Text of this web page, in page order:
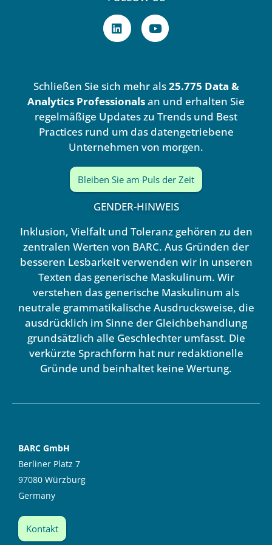
L
i
n
i
n
Y
o
u
e
Schließen Sie sich mehr als25.775 Data &
Analytics Professionalsan und erhalten Sie
regelmäßige Updates zu Trends und Best
Practices rund um das datengetriebene
Unternehmen von morgen.
Bleiben Sie am Puls der Zeit
GENDER-HINWEIS
Inklusion, Vielfalt und Toleranz gehören zu den
zentralen Werten von BARC. Aus Gründen der
besseren Lesbarkeit verwenden wir in unseren
Texten das generische Maskulinum. Wir
verstehen das generische Maskulinum als
neutrale grammatikalische Ausdrucksweise, die
ausdrücklich im Sinne der Gleichbehandlung
grundsätzlich alle Geschlechter umfasst. Die
verkürzte Sprachform hat nur redaktionelle
Gründe und beinhaltet keine Wertung.
BARC GmbH
Berliner Platz 7
97080 Würzburg
Germany
Kontakt